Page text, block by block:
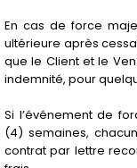
En cas de force
ultérieure après
que le Client et le
indemnité, pour
Si l’événement de
(4) semaines,
contrat par lettre